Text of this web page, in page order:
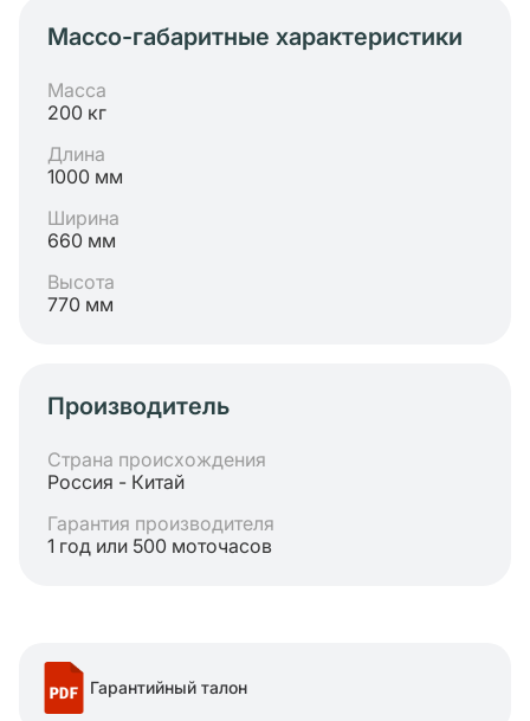
Массо-габаритные характеристики
Масса
200 кг
Длина
1000 мм
Ширина
660 мм
Высота
770 мм
Производитель
Страна происхождения
Россия - Китай
Гарантия производителя
1 год или 500 моточасов
Гарантийный талон